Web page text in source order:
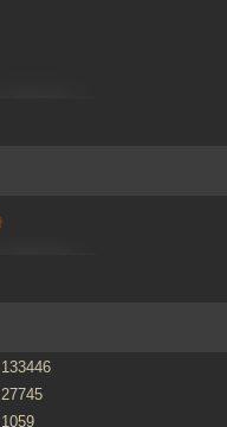
133446
27745
1059